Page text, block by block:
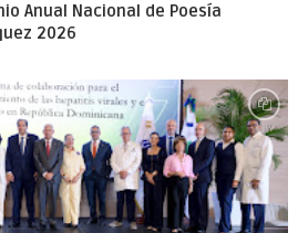
Anual Nacional de Poesía
2026